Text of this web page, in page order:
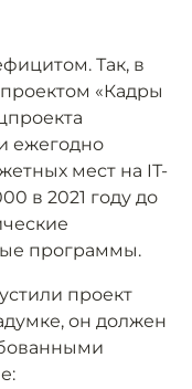
Так, в
«Кадры
ежегодно
мест на IТ-
в 2021 году до
программы.
проект
он должен